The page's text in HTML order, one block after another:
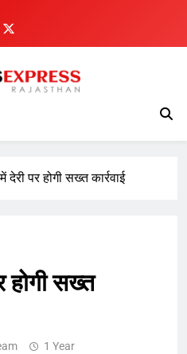
पर होगी सख्त कार्रवाई
होगी सख्त
1 Year